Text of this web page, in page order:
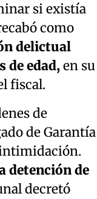
si existía
como
delictual
de edad,en su
fiscal.
de
de Garantía
detención de
decretó